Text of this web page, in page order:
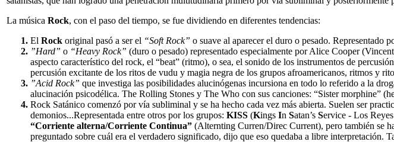
La música Rock, con el paso del tiempo, se fue dividiendo en diferentes tendencias:
El Rock original pasó a ser el “Soft Rock” o suave al aparecer el duro o pesado. Representado
”Hard” o “Heavy Rock” (duro o pesado) representado especialmente por Alice Cooper
aspecto característico del rock, el “beat” (ritmo), o sea, el sonido de los instrumentos de
percusión excitante de los ritos de vudu y magia negra de los grupos afroamericanos, ritmos y
”Acid Rock” que investiga las posibilidades alucinógenas incursiona en todo lo referido a la
alucinación psicodélica. The Rolling Stones y The Who con sus canciones: “Sister morphine”
Rock Satánico comenzó por vía subliminal y se ha hecho cada vez más abierta. Suelen ser
demonios...Representada entre otros por los grupos: KISS (Kings In Satan’s Service - Los
“Corriente alterna/Corriente Continua” (Alternting Curren/Direc Current), pero también se
preguntado sobre cuál era el verdadero significado, dijo que eso quedaba a libre interpretación.